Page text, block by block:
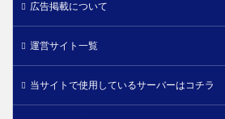
広告掲載について
運営サイト一覧
当サイトで使用しているサーバーはコチラ